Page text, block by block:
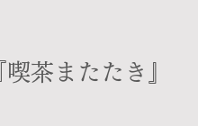
喫茶またたき』